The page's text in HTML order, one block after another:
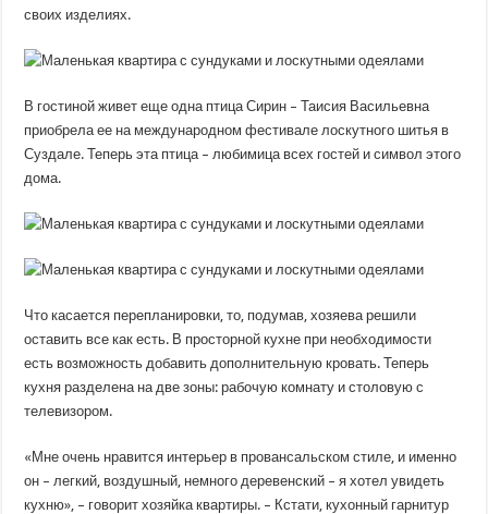
своих изделиях.
В гостиной живет еще одна птица Сирин – Таисия Васильевна
приобрела ее на международном фестивале лоскутного шитья в
Суздале. Теперь эта птица – любимица всех гостей и символ этого
дома.
Что касается перепланировки, то, подумав, хозяева решили
оставить все как есть. В просторной кухне при необходимости
есть возможность добавить дополнительную кровать. Теперь
кухня разделена на две зоны: рабочую комнату и столовую с
телевизором.
«Мне очень нравится интерьер в провансальском стиле, и именно
он – легкий, воздушный, немного деревенский – я хотел увидеть
кухню», – говорит хозяйка квартиры. – Кстати, кухонный гарнитур